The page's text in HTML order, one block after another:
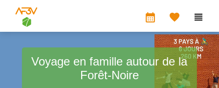
calendar_month  
Voyage en famille autour de la
Forêt-Noire